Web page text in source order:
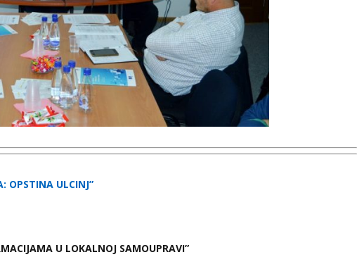
OPSTINA ULCINJ”
U LOKALNOJ SAMOUPRAVI”